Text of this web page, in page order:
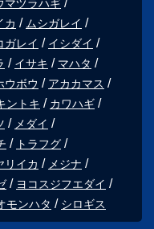
マヅラハギ
カ
ムシガレイ
ガレイ
イシダイ
イサキ
マハタ
ウボウ
アカカマス
ントキ
カワハギ
メダイ
トラフグ
リイカ
メジナ
ヨコスジフエダイ
モンハタ シロギス